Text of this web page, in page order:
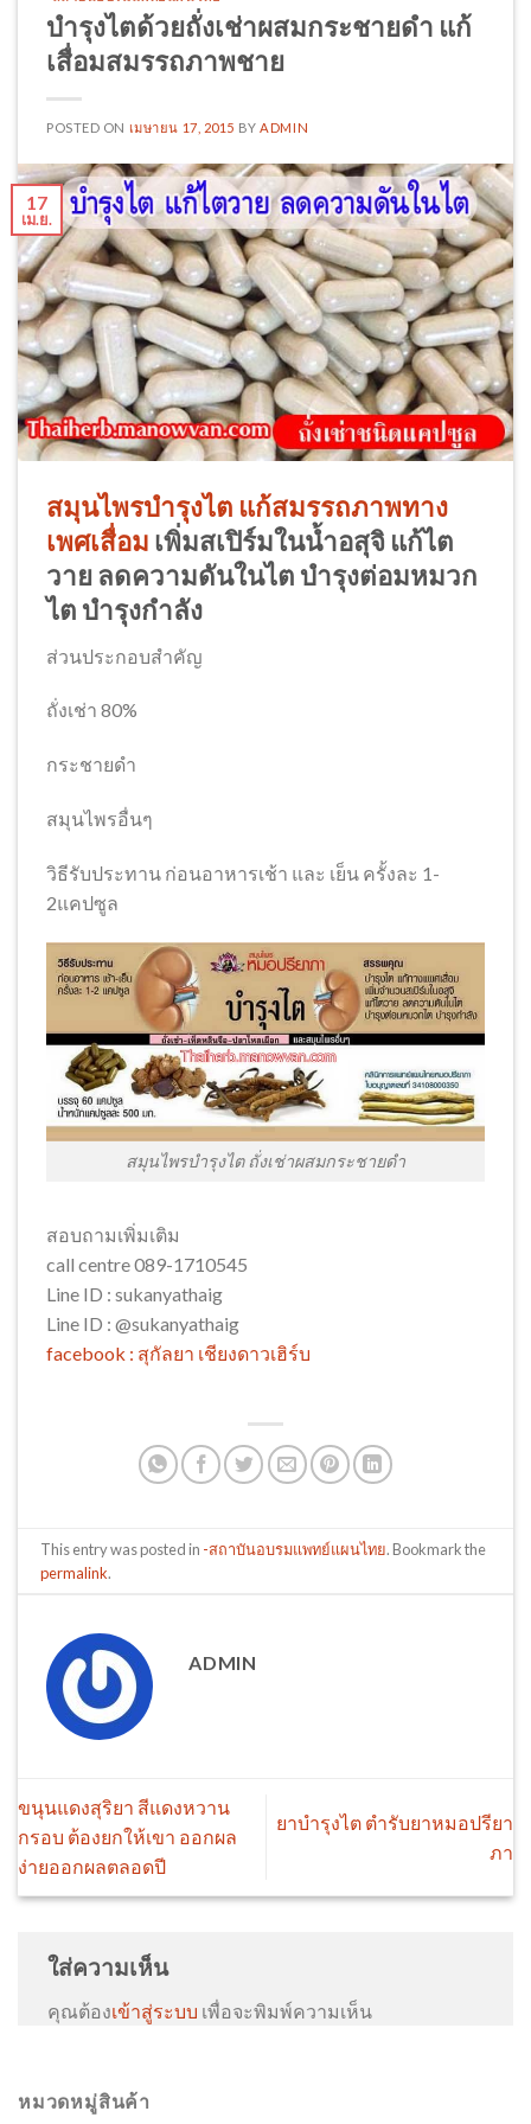
บำรุงไตด้วยถั่งเช่าผสมกระชายดำ แก้
เสื่อมสมรรถภาพชาย
POSTED ON เมษายน 17, 2015 BY ADMIN
17
เม.ย.
สมุนไพรบำรุงไต แก้สมรรถภาพทาง
เพศเสื่อม เพิ่มสเปิร์มในน้ำอสุจิ แก้ไต
วาย ลดความดันในไต บำรุงต่อมหมวก
ไต บำรุงกำลัง
ส่วนประกอบสำคัญ
ถั่งเช่า 80%
กระชายดำ
สมุนไพรอื่นๆ
วิธีรับประทาน ก่อนอาหารเช้า และ เย็น ครั้งละ 1-
2แคปซูล
สมุนไพรบำรุงไต ถั่งเช่าผสมกระชายดำ
สอบถามเพิ่มเติม
call centre 089-1710545
Line ID : sukanyathaig
Line ID : @sukanyathaig
facebook : สุกัลยา เชียงดาวเฮิร์บ
This entry was posted in -สถาบันอบรมแพทย์แผนไทย. Bookmark the
permalink.
ADMIN
ขนุนแดงสุริยา สีแดงหวาน
กรอบ ต้องยกให้เขา ออกผล
ง่ายออกผลตลอดปี
ยาบำรุงไต ตำรับยาหมอปรียา
ภา
ใส่ความเห็น
คุณต้องเข้าสู่ระบบ เพื่อจะพิมพ์ความเห็น
หมวดหมู่สินค้า